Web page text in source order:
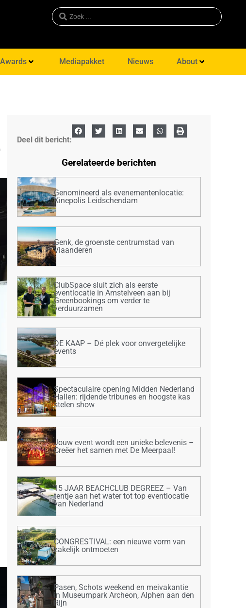
Awards Mediapakket Nieuws About
Deel dit bericht:
Gerelateerde berichten
Genomineerd als evenementenlocatie:
Kinepolis Leidschendam
Genk, de groenste centrumstad van
Vlaanderen
ClubSpace sluit zich als eerste
eventlocatie in Amstelveen aan bij
Greenbookings om verder te
verduurzamen
DE KAAP – Dé plek voor onvergetelijke
events
Spectaculaire opening Midden Nederland
Hallen: rijdende tribunes en hoogste kas
stelen show
Jouw event wordt een unieke belevenis –
Creëer het samen met De Meerpaal!
15 JAAR BEACHCLUB DEGREEZ – Van
tentje aan het water tot top eventlocatie
van Nederland
CONGRESTIVAL: een nieuwe vorm van
zakelijk ontmoeten
Pasen, Schots weekend en meivakantie
in Museumpark Archeon, Alphen aan den
Rijn